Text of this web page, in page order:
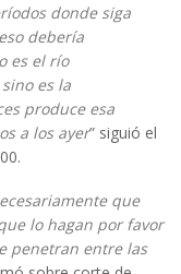
donde siga
debería
es el río
es la
produce esa
a los ayer” siguió el
que
lo hagan por favor
penetran entre las